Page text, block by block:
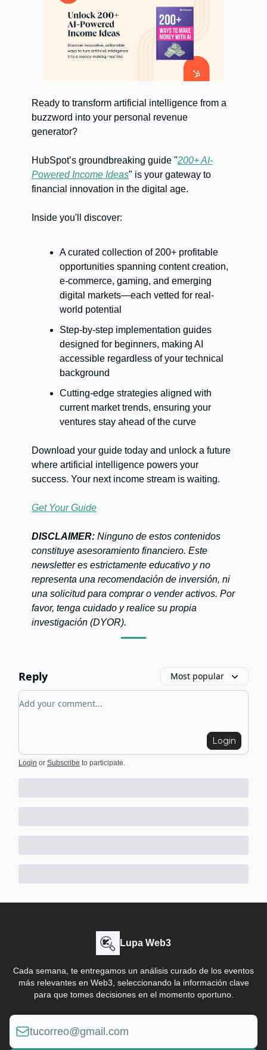
Ready to transform artificial intelligence from a
buzzword into your personal revenue
generator?
HubSpot’s groundbreaking guide "200+ AI-
Powered Income Ideas" is your gateway to
financial innovation in the digital age.
Inside you'll discover:
A curated collection of 200+ profitable
opportunities spanning content creation,
e-commerce, gaming, and emerging
digital markets—each vetted for real-
world potential
Step-by-step implementation guides
designed for beginners, making AI
accessible regardless of your technical
background
Cutting-edge strategies aligned with
current market trends, ensuring your
ventures stay ahead of the curve
Download your guide today and unlock a future
where artificial intelligence powers your
success. Your next income stream is waiting.
Get Your Guide
DISCLAIMER: Ninguno de estos contenidos
constituye asesoramiento financiero. Este
newsletter es estrictamente educativo y no
representa una recomendación de inversión, ni
una solicitud para comprar o vender activos. Por
favor, tenga cuidado y realice su propia
investigación (DYOR).
Reply Most popular
Add your comment
Login
Login or Subscribe to participate
Lupa Web3
Cada semana, te entregamos un análisis curado de los eventos
más relevantes en Web3, seleccionando la información clave
para que tomes decisiones en el momento oportuno.